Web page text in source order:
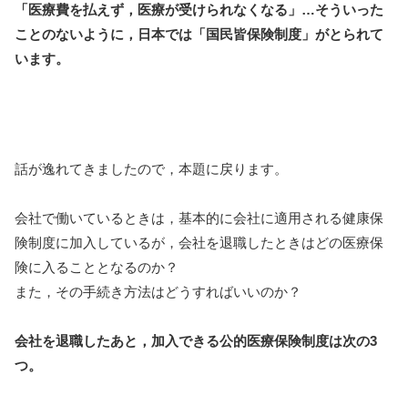
「医療費を払えず，医療が受けられなくなる」…そういった
ことのないように，日本では「国民皆保険制度」がとられて
います。
話が逸れてきましたので，本題に戻ります。
会社で働いているときは，基本的に会社に適用される健康保
険制度に加入しているが，会社を退職したときはどの医療保
険に入ることとなるのか？
また，その手続き方法はどうすればいいのか？
会社を退職したあと，加入できる公的医療保険制度は次の3
つ。